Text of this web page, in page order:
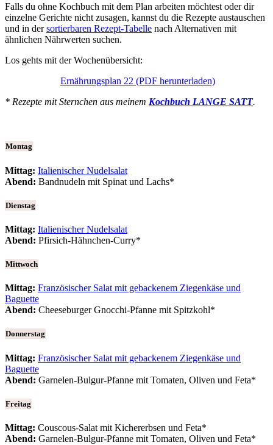
Falls du ohne Kochbuch mit dem Plan arbeiten möchtest oder dir
einzelne Gerichte nicht zusagen, kannst du die Rezepte austauschen
und in dersortierbaren Rezept-Tabelle nach Alternativen mit
ähnlichen Nährwerten suchen.
Los gehts mit der Wochenübersicht:
Ernährungsplan 22 (PDF herunterladen)
* Rezepte mit Sternchen aus meinem Kochbuch LANGE SATT.
Montag
Mittag: Italienischer Nudelsalat
Abend: Bandnudeln mit Spinat und Lachs*
Dienstag
Mittag: Italienischer Nudelsalat
Abend: Pfirsich-Hähnchen-Curry*
Mittwoch
Mittag: Französischer Salat mit gebackenem Ziegenkäse und
Baguette
Abend: Cheeseburger Gnocchi-Pfanne mit Spitzkohl*
Donnerstag
Mittag: Französischer Salat mit gebackenem Ziegenkäse und
Baguette
Abend: Garnelen-Bulgur-Pfanne mit Tomaten, Oliven und Feta*
Freitag
Mittag: Couscous-Salat mit Kichererbsen und Feta*
Abend: Garnelen-Bulgur-Pfanne mit Tomaten, Oliven und Feta*